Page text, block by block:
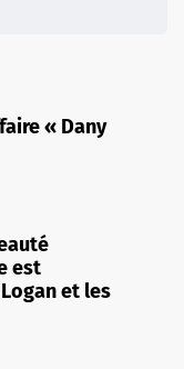
« Dany
est
et les